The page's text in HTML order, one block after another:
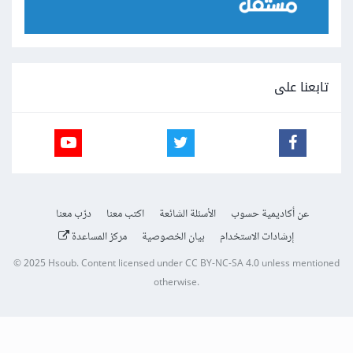
تابعنا على
عن أكاديمية حسوب الأسئلة الشائعة اكتب معنا
درّب معنا
إرشادات الاستخدام
بيان الخصوصية مركز المساعدة
© 2025 Hsoub.Content licensed underCC BY-NC-SA 4.0unless mentioned
otherwise.